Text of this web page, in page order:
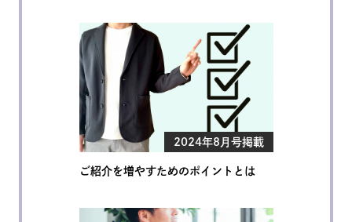
2024年8月号掲載
ご紹介を増やすためのポイントとは